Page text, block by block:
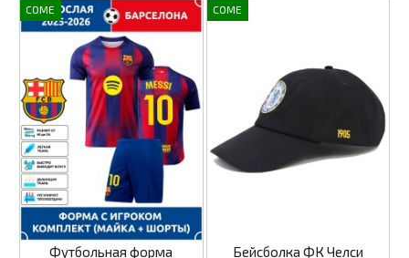
COME
Футбольная форма
COME
Бейсболка ФК Челси